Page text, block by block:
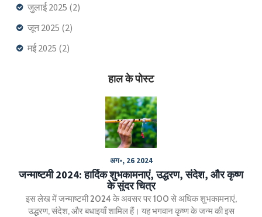
जुलाई 2025 (2)
जून 2025 (2)
मई 2025 (2)
हाल के पोस्ट
अग॰, 26 2024
जन्माष्टमी 2024: हार्दिक शुभकामनाएं, उद्धरण, संदेश, और कृष्ण
के सुंदर चित्र
इस लेख में जन्माष्टमी 2024 के अवसर पर 100 से अधिक शुभकामनाएं,
उद्धरण, संदेश, और बधाइयाँ शामिल हैं। यह भगवान कृष्ण के जन्म की इस